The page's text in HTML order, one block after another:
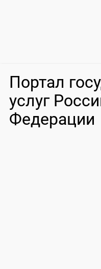
Портал
услуг
Федерации